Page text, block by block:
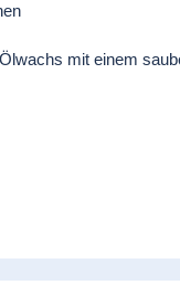
mit einem